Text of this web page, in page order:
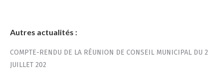
Autres actualités :
COMPTE-RENDU DE LA RÉUNION DE CONSEIL MUNICIPAL DU 2
JUILLET 202